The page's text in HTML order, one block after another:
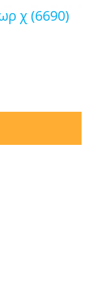
χ (6690)